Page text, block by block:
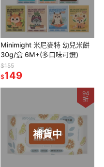
Minimight 米尼麥特 幼兒米餅
30g/盒 6M+(多口味可選)
$155
$149
補貨中
94
折